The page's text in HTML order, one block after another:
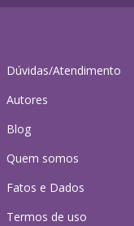
Dúvidas/Atendimento
Autores
Blog
Quem somos
Fatos e Dados
Termos de uso